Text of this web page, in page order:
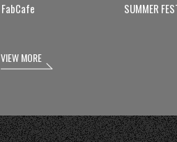
FabCafe SUMMER
VIEW MORE